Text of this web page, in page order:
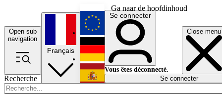
Ga naar de hoofdinhoud
Open sub
navigation
Close menu
Recherche
Français
English
Deutsch
Español
Se connecter
Vous êtes déconnecté.
Se connecter